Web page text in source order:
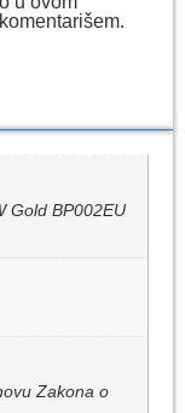
Gold BP002EU
Zakona o